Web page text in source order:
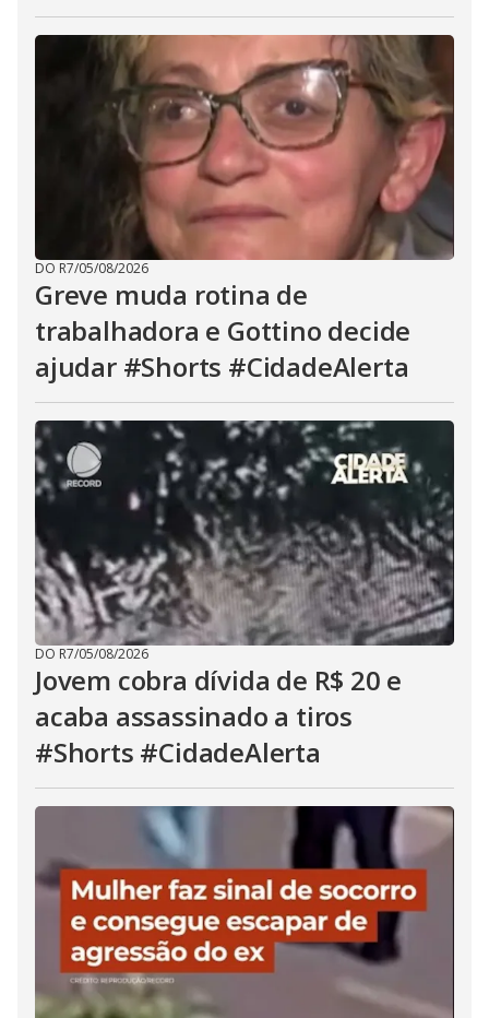
DO R7/05/08/2026
Greve muda rotina de
trabalhadora e Gottino decide
ajudar #Shorts #CidadeAlerta
DO R7/05/08/2026
Jovem cobra dívida de R$ 20 e
acaba assassinado a tiros
#Shorts #CidadeAlerta